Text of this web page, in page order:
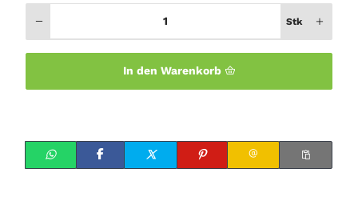
Stk
In den Warenkorb